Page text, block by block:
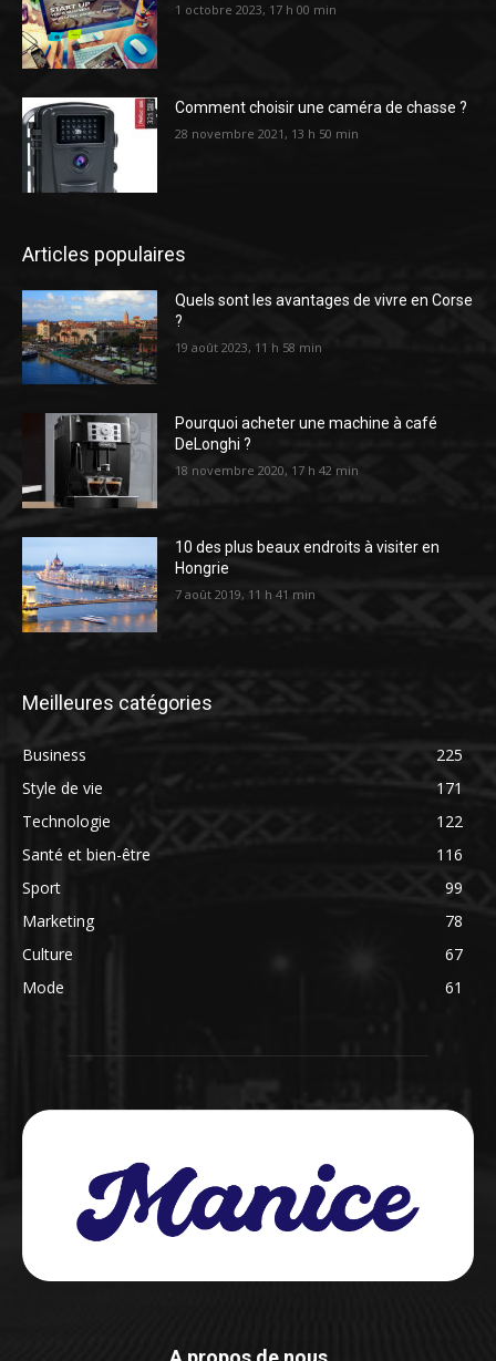
1 octobre 2023, 17 h 00 min
Comment choisir une caméra de chasse ?
28 novembre 2021, 13 h 50 min
Articles populaires
Quels sont les avantages de vivre en Corse
?
19 août 2023, 11 h 58 min
Pourquoi acheter une machine à café
DeLonghi ?
18 novembre 2020, 17 h 42 min
10 des plus beaux endroits à visiter en
Hongrie
7 août 2019, 11 h 41 min
Meilleures catégories
Business
225
Style de vie
171
Technologie
122
Santé et bien-être
116
Sport
99
Marketing
78
Culture
67
Mode
61